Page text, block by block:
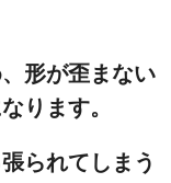
形が歪まない
ります。
られてしまう